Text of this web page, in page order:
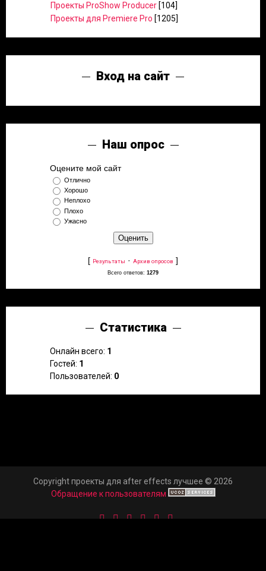
Проекты ProShow Producer [104]
Проекты для Premiere Pro [1205]
Вход на сайт
Наш опрос
Оцените мой сайт
Отлично
Хорошо
Неплохо
Плохо
Ужасно
[ Результаты · Архив опросов ]
Всего ответов: 1279
Статистика
Онлайн всего: 1
Гостей: 1
Пользователей: 0
Copyright проекты для after effects лучшее © 2026
Обращение к пользователям